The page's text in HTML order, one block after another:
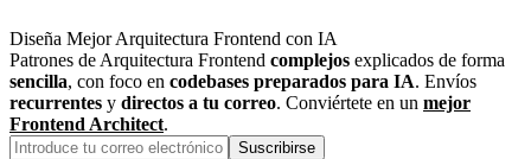
Diseña Mejor Arquitectura Frontend con IA
Patrones de Arquitectura Frontend complejos explicados de forma
sencilla, con foco en codebases preparados para IA. Envíos
recurrentes y directos a tu correo. Conviértete en un mejor
Frontend Architect.
Suscribirse